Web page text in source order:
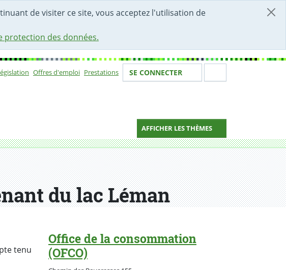
de visiter ce site, vous acceptez l'utilisation de
protection des données.
Offres d'emploi Prestations Votre identité
SE CONNECTER
AFFICHER LES THÈMES
du lac Léman
tenu
Office de la consommation
(OFCO)